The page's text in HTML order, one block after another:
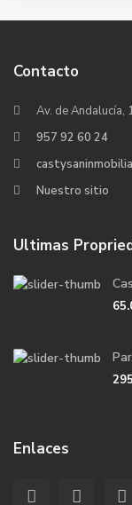
Contacto
Av. de Andalucía,
957 92 60 24
Nuestro sitio
Ultimas
Enlaces